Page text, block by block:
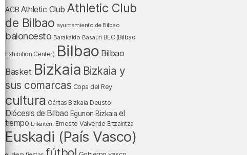
ACB Athletic Club Athletic Club
de Bilbao ayuntamiento de Bilbao
baloncesto Barakaldo Basauri BEC (Bilbao
Exhibition Center) Bilbao Bilbao
Basket Bizkaia Bizkaia y
sus comarcas Copa del Rey
cultura Cáritas Bizkaia Deusto
Diócesis de Bilbao Egunon Bizkaia el
tiempo Enkarterri Ernesto Valverde Ertzaintza
Euskadi (País Vasco)
fútbol